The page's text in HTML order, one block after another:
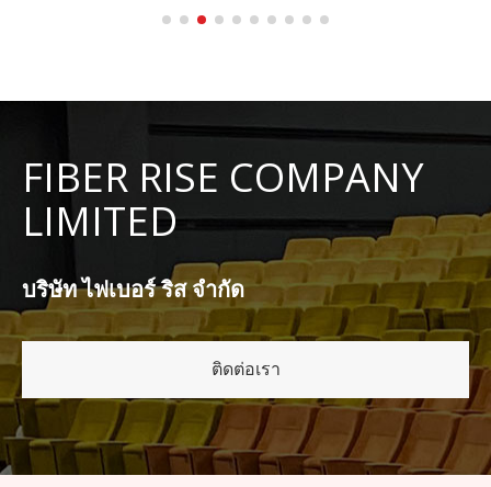
FIBER RISE COMPANY
LIMITED
บริษัท ไฟเบอร์ ริส จำกัด
ติดต่อเรา